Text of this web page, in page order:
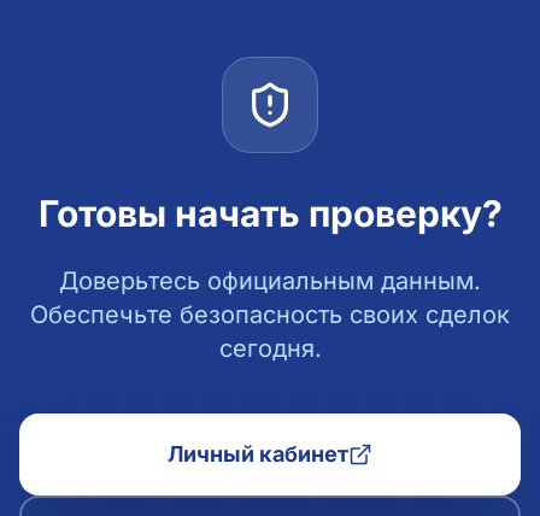
Готовы начать проверку?
Доверьтесь официальным данным.
Обеспечьте безопасность своих сделок
сегодня.
Личный кабинет